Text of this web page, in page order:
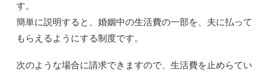
す。
簡単に説明すると、婚姻中の生活費の一部を、夫に払って
もらえるようにする制度です。
次のような場合に請求できますので、生活費を止めらてい